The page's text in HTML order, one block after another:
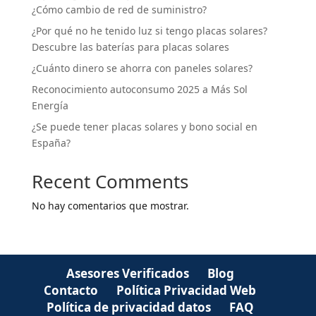
¿Cómo cambio de red de suministro?
¿Por qué no he tenido luz si tengo placas solares?
Descubre las baterías para placas solares
¿Cuánto dinero se ahorra con paneles solares?
Reconocimiento autoconsumo 2025 a Más Sol
Energía
¿Se puede tener placas solares y bono social en
España?
Recent Comments
No hay comentarios que mostrar.
Asesores Verificados
Blog
Contacto
Política Privacidad Web
Política de privacidad datos
FAQ